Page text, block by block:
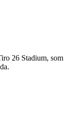
26 Stadium, som